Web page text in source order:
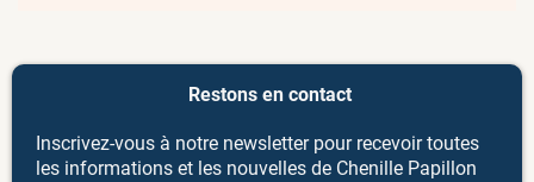
Restons en contact
Inscrivez-vous à notre newsletter pour recevoir toutes
les informations et les nouvelles de Chenille Papillon